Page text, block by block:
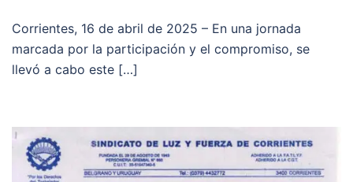
Corrientes, 16 de abril de 2025 – En una jornada
marcada por la participación y el compromiso, se
llevó a cabo este […]